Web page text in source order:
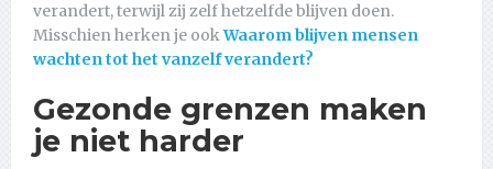
verandert, terwijl zij zelf hetzelfde blijven doen.
Misschien herken je ookWaarom blijven mensen
wachten tot het vanzelf verandert?
Gezonde grenzen maken
je niet harder